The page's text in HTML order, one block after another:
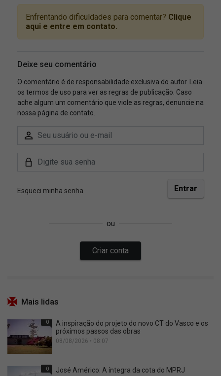
Mais lidas
0
A inspiração do projeto do novo CT do Vasco e os
próximos passos das obras
08/08/2026 • 08:07
0 José Américo: A íntegra da cota do MPRJ